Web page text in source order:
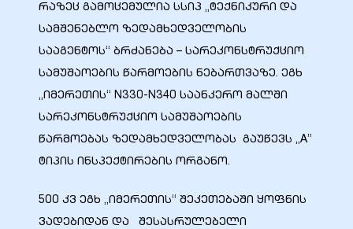
რაზეც გამოცემულია სსიპ „ტექნიკური და
სამშენებლო ზედამხედველობის
სააგენტოს“ ბრძანება – სარეკონსტრუქციო
სამუშაოების წარმოების ნებართვაზე. ეგხ
„იმერეთის“ N330-N340 საანკერო მალში
სარეკონსტრუქციო სამუშაოების
წარმოებას ზედამხედველობას გაუწევს „A”
ტიპის ინსპექტირების ორგანო.
500 კვ ეგხ „იმერეთის“ შეკეთებაში ყოფნის
ვადებიდან და შესასრულებელი